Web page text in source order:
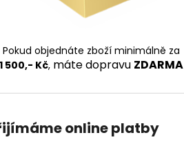
Pokud objednáte zboží minimálně za
1 500,- Kč,máte dopravu ZDARMA
online platby